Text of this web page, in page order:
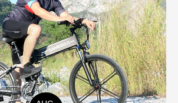
AUG.